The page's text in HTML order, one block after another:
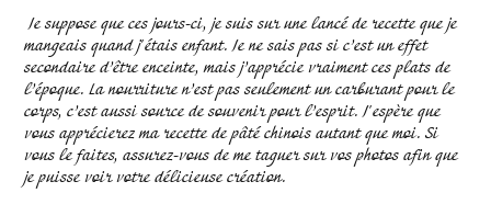
Je suppose que ces jours-ci, je suis sur une lancé de recette que je
mangeais quand j'étais enfant. Je ne sais pas si c’est un effet
secondaire d’être enceinte, mais j’apprécie vraiment ces plats de
l’époque. La nourriture n’est pas seulement un carburant pour le
corps, c’est aussi source de souvenir pour l’esprit. J'espère que
vous apprécierez ma recette de pâté chinois autant que moi. Si
vous le faites, assurez-vous de me taguer sur vos photos afin que
je puisse voir votre délicieuse création.